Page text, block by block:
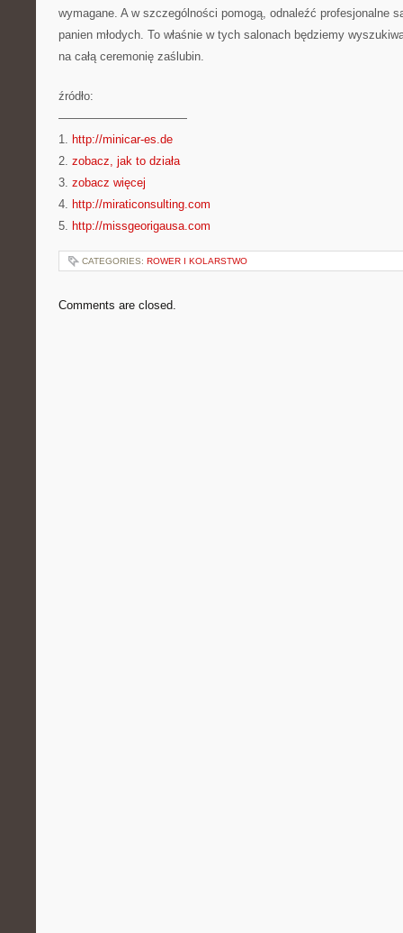
wymagane. A w szczególności pomogą, odnaleźć profesjonalne
panien młodych. To właśnie w tych salonach będziemy
na całą ceremonię zaślubin.
źródło:
———————————
1. http://minicar-es.de
2. zobacz, jak to działa
3. zobacz więcej
4. http://miraticonsulting.com
5. http://missgeorigausa.com
CATEGORIES: ROWER I KOLARSTWO
Comments are closed.